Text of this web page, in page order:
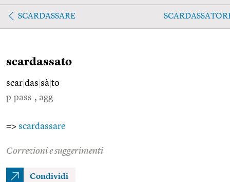
SCARDASSARE
scardassato
scar das sà to
p.pass., agg.
=> scardassare
Correzioni e suggerimenti
Condividi